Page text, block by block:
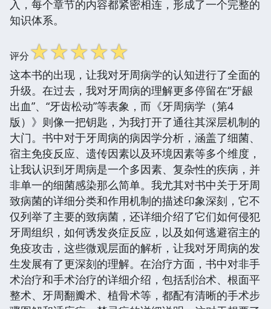
入，每个章节的内容都紧密相连，形成了一个完整的
知识体系。
评分☆☆☆☆☆
这本书的出现，让我对牙周病学的认知进行了全面的
升级。在过去，我对牙周病的理解更多停留在“牙龈
出血”、“牙齿松动”等表象，而《牙周病学（第4
版）》则像一把钥匙，为我打开了通往其深层机制的
大门。书中对于牙周病的病因学分析，涵盖了细菌、
宿主免疫反应、遗传因素以及环境因素等多个维度，
让我认识到牙周病是一个多因素、复杂性的疾病，并
非单一的细菌感染那么简单。我尤其对书中关于牙周
致病菌的详细分类和作用机制的描述印象深刻，它不
仅列举了主要的致病菌，还详细介绍了它们如何侵犯
牙周组织，如何诱发炎症反应，以及如何逃避宿主的
免疫攻击，这些微观层面的解析，让我对牙周病的发
生发展有了更深刻的理解。在治疗方面，书中对非手
术治疗和手术治疗的详细介绍，包括刮治术、根面平
整术、牙周翻瓣术、植骨术等，都配有清晰的手术步